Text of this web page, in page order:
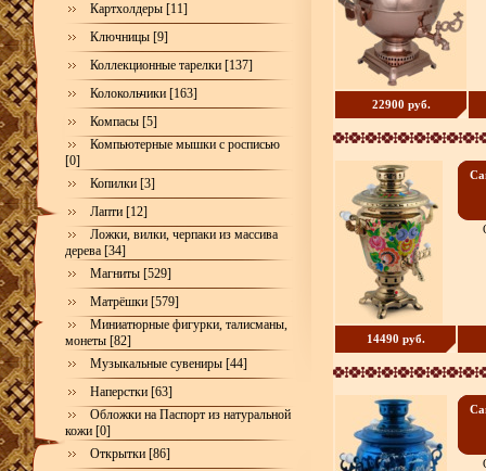
Картхолдеры [11]
Ключницы [9]
Коллекционные тарелки [137]
Колокольчики [163]
Компасы [5]
Компьютерные мышки с росписью
[0]
Копилки [3]
Лапти [12]
Ложки, вилки, черпаки из массива
дерева [34]
Магниты [529]
Матрёшки [579]
Миниатюрные фигурки, талисманы,
монеты [82]
Музыкальные сувениры [44]
Наперстки [63]
Обложки на Паспорт из натуральной
кожи [0]
Открытки [86]
22900 руб.
14490 руб.